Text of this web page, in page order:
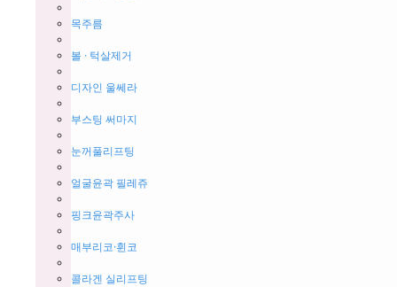
목주름
볼 · 턱살제거
디자인 울쎄라
부스팅 써마지
눈꺼풀리프팅
얼굴윤곽 필레쥬
핑크윤곽주사
매부리코·휜코
콜라겐 실리프팅